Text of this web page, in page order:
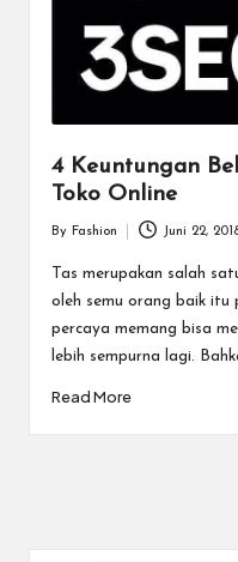
4 Keuntungan
Toko Online
by
By Fashion Juni 22,
Tas merupakan salah
oleh semu orang baik itu
percaya memang bisa
lebih sempurna lagi.
Read More